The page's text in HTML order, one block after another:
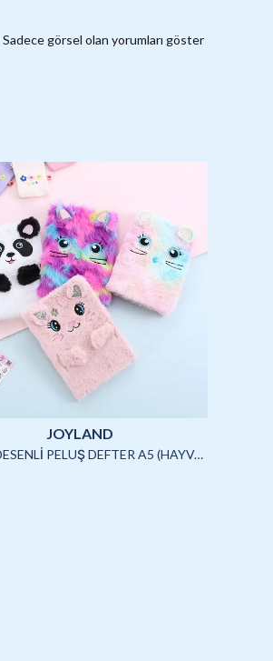
Sadece görsel olan yorumları göster
JOYLAND
JOYZ - DESENLİ PELUŞ DEFTER A5 (HAYVANLAR)-3/S